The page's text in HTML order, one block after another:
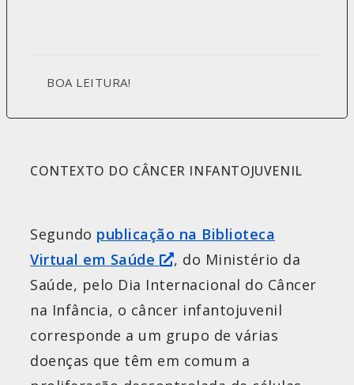
BOA LEITURA!
CONTEXTO DO CÂNCER INFANTOJUVENIL
Segundo publicação na Biblioteca
Virtual em Saúde
, do Ministério da
Saúde, pelo Dia Internacional do Câncer
na Infância, o câncer infantojuvenil
corresponde a um grupo de várias
doenças que têm em comum a